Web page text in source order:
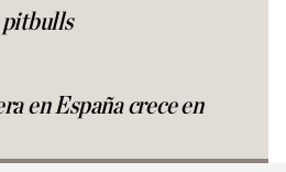
pitbulls
en España crece en